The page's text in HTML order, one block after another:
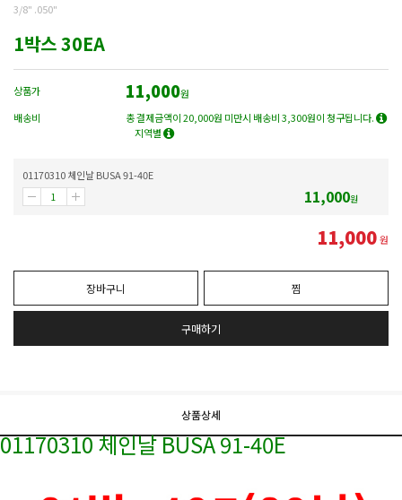
3/8" .050"
1박스 30EA
상품가 11,000원
배송비
총 결제금액이 20,000원 미만시 배송비 3,300원이 청구됩니다.
지역별
01170310 체인날 BUSA 91-40E
11,000원
11,000원
장바구니 찜
구매하기
상품상세
01170310 체인날 BUSA 91-40E